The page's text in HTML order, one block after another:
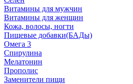
Витамины для мужчин
Витамины для женщин
Кожа, волосы, ногти
Пищевые добавки(БАДы)
Омега 3
Спирулина
Мелатонин
Прополис
Заменители пищи